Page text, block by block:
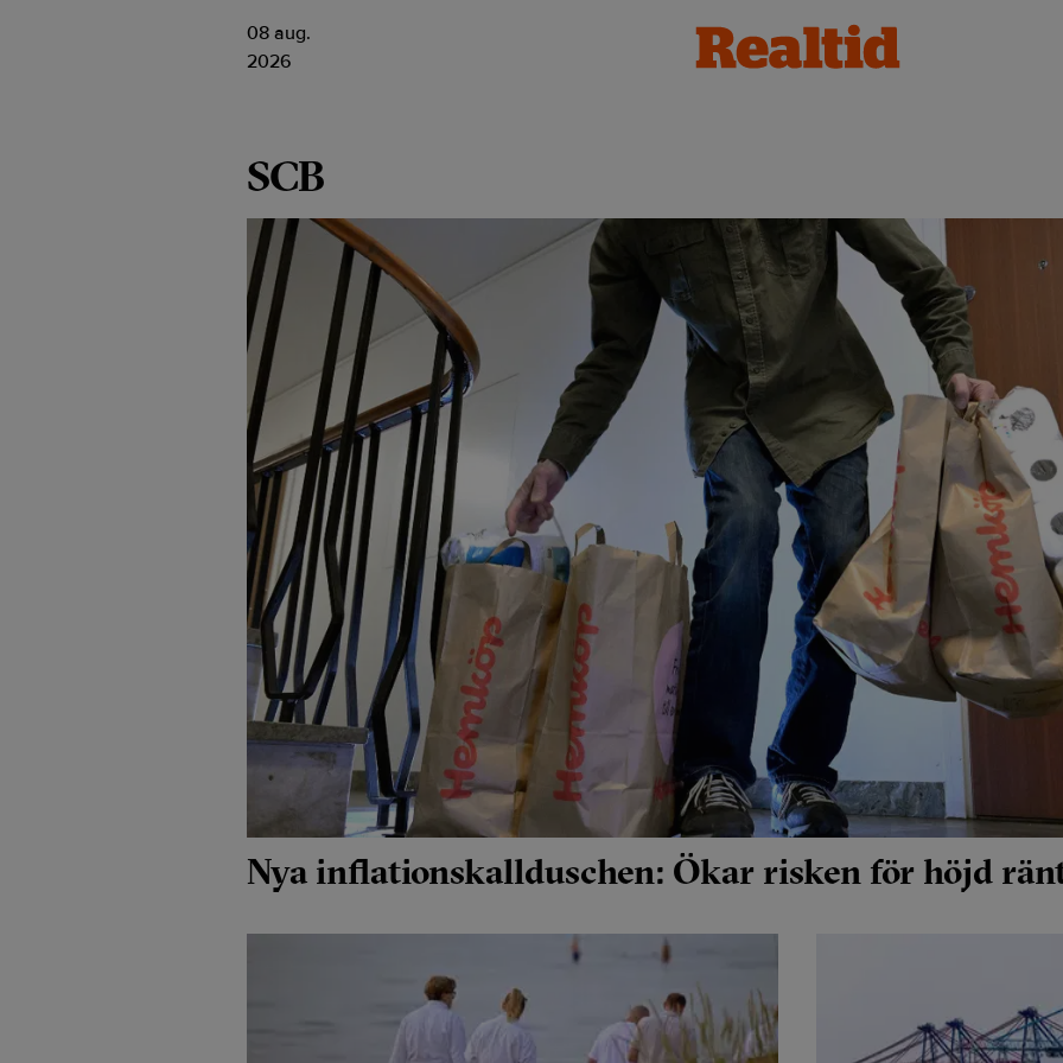
08 aug.
2026
SCB
Nya inflationskallduschen: Ökar risken för höjd